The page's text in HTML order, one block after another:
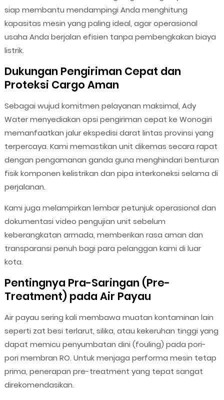
siap membantu mendampingi Anda menghitung
kapasitas mesin yang paling ideal, agar operasional
usaha Anda berjalan efisien tanpa pembengkakan biaya
listrik.
Dukungan Pengiriman Cepat dan
Proteksi Cargo Aman
Sebagai wujud komitmen pelayanan maksimal, Ady
Water menyediakan opsi pengiriman cepat ke Wonogiri
memanfaatkan jalur ekspedisi darat lintas provinsi yang
terpercaya. Kami memastikan unit dikemas secara rapat
dengan pengamanan ganda guna menghindari benturan
fisik komponen kelistrikan dan pipa interkoneksi selama di
perjalanan.
Kami juga melampirkan lembar petunjuk operasional dan
dokumentasi video pengujian unit sebelum
keberangkatan armada, memberikan rasa aman dan
transparansi penuh bagi para pelanggan kami di luar
kota.
Pentingnya Pra-Saringan (Pre-
Treatment) pada Air Payau
Air payau sering kali membawa muatan kontaminan lain
seperti zat besi terlarut, silika, atau kekeruhan tinggi yang
dapat memicu penyumbatan dini (fouling) pada pori-
pori membran RO. Untuk menjaga performa mesin tetap
prima, penerapan pre-treatment yang tepat sangat
direkomendasikan.